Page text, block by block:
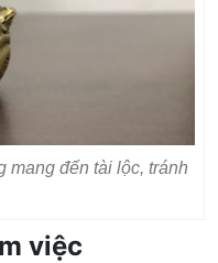
mang đến tài lộc, tránh
việc